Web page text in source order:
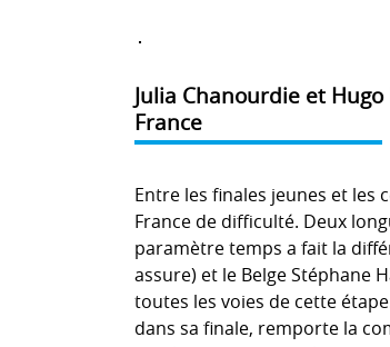
Julia Chanourdie et
France
Entre les finales jeunes et les
France de difficulté. Deux
paramètre temps a fait la
assure) et le Belge Stéphane
toutes les voies de cette
dans sa finale, remporte la